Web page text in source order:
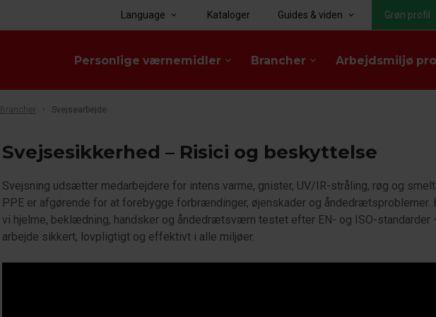
Personlige værnemidler keyboard_arrow_down Brancher keyboard_arrow_down Arbejdsmiljø
Language keyboard_arrow_down Kataloger Guides & viden keyboard_arrow_down Grøn profil
Brancher Svejsearbejde
Svejsesikkerhed – Risici og beskyttelse
Svejsning udsætter medarbejdere for intens varme, gnister, UV/IR-stråling, røg og
PPE er afgørende for at forebygge forbrændinger, øjenskader og åndedrætsproblemer.
vi hjelme, beklædning, handsker og åndedrætsværn testet efter EN- og ISO-standarder
arbejde sikkert, lovpligtigt og effektivt i alle miljøer.